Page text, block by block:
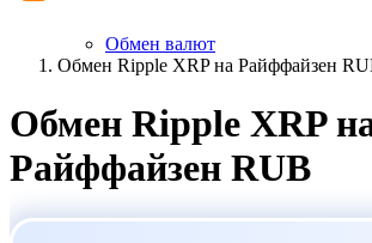
Обмен валют
Обмен Ripple XRP на Райффайзен
Обмен Ripple XRP
Райффайзен RUB